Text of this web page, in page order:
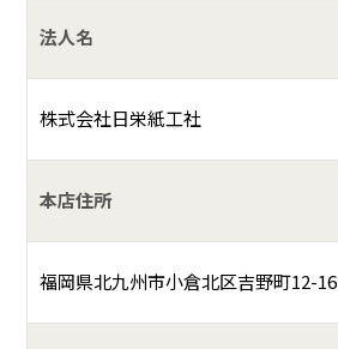
法人名
株式会社日栄紙工社
本店住所
福岡県北九州市小倉北区吉野町12-16